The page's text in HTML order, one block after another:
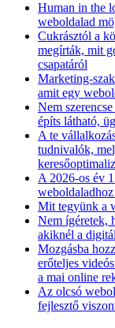
Human in the
weboldalad
Cukrásztól a
megírták, mit
csapatáról
Marketing-
amit egy
Nem
építs látható,
A te
tudnivalók,
A 2026-os év
Mit tegyünk a
Nem ígéretek,
akiknél a
Mozgásba
erőteljes
a mai online
Az olcsó
fejlesztő